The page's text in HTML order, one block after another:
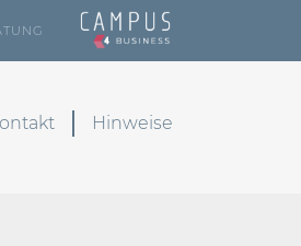
Hinweise